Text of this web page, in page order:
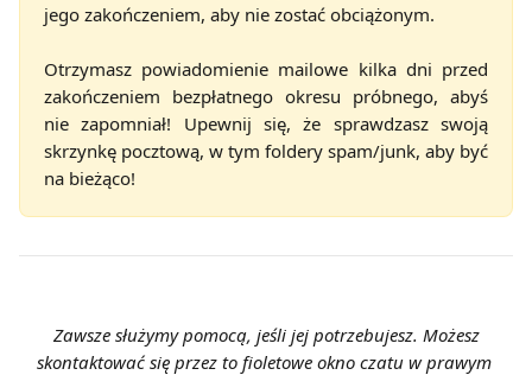
jego zakończeniem, aby nie zostać obciążonym.
Otrzymasz powiadomienie mailowe kilka dni przed
zakończeniem bezpłatnego okresu próbnego, abyś
nie zapomniał! Upewnij się, że sprawdzasz swoją
skrzynkę pocztową, w tym foldery spam/junk, aby być
na bieżąco!
Zawsze służymy pomocą, jeśli jej potrzebujesz. Możesz
skontaktować się przez to fioletowe okno czatu w prawym